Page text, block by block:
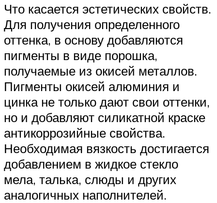
Что касается эстетических свойств.
Для получения определенного
оттенка, в основу добавляются
пигменты в виде порошка,
получаемые из окисей металлов.
Пигменты окисей алюминия и
цинка не только дают свои оттенки,
но и добавляют силикатной краске
антикоррозийные свойства.
Необходимая вязкость достигается
добавлением в жидкое стекло
мела, талька, слюды и других
аналогичных наполнителей.